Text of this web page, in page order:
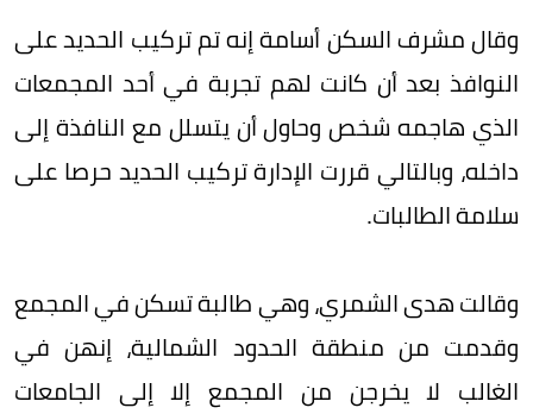
وقال مشرف السكن أسامة إنه تم تركيب الحديد على
النوافذ بعد أن كانت لهم تجربة في أحد المجمعات
الذي هاجمه شخص وحاول أن يتسلل مع النافذة إلى
داخله، وبالتالي قررت الإدارة تركيب الحديد حرصا على
سلامة الطالبات.
وقالت هدى الشمري، وهي طالبة تسكن في المجمع
وقدمت من منطقة الحدود الشمالية، إنهن في
الغالب لا يخرجن من المجمع إلا إلى الجامعات